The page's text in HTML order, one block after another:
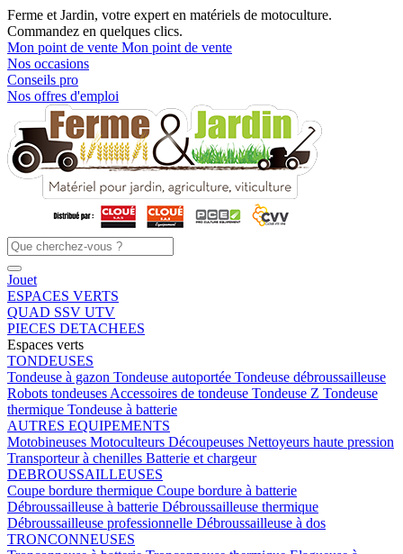
Ferme et Jardin, votre expert en matériels de motoculture.
Commandez en quelques clics.
Mon point de vente Mon point de vente
Nos occasions
Conseils pro
Nos offres d'emploi
Jouet
ESPACES VERTS
QUAD SSV UTV
PIECES DETACHEES
Espaces verts
TONDEUSES
Tondeuse à gazon Tondeuse autoportée Tondeuse débroussailleuse
Robots tondeuses Accessoires de tondeuse Tondeuse Z Tondeuse
thermique Tondeuse à batterie
AUTRES EQUIPEMENTS
Motobineuses Motoculteurs Découpeuses Nettoyeurs haute pression
Transporteur à chenilles Batterie et chargeur
DEBROUSSAILLEUSES
Coupe bordure thermique Coupe bordure à batterie
Débroussailleuse à batterie Débroussailleuse thermique
Débroussailleuse professionnelle Débroussailleuse à dos
TRONCONNEUSES